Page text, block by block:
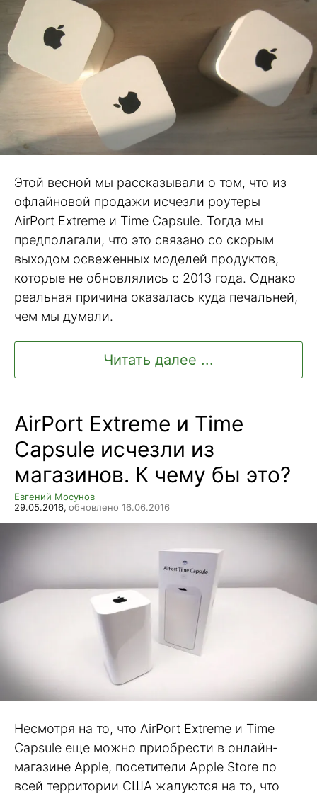
Этой весной мы рассказывали о том, что из
офлайновой продажи исчезли роутеры
AirPort Extreme и Time Capsule. Тогда мы
предполагали, что это связано со скорым
выходом освеженных моделей продуктов,
которые не обновлялись с 2013 года. Однако
реальная причина оказалась куда печальней,
чем мы думали.
Читать далее ...
AirPort Extreme и Time
Capsule исчезли из
магазинов. К чему бы это?
Евгений Мосунов
29.05.2016, обновлено 16.06.2016
Несмотря на то, что AirPort Extreme и Time
Capsule еще можно приобрести в онлайн-
магазине Apple, посетители Apple Store по
всей территории США жалуются на то, что